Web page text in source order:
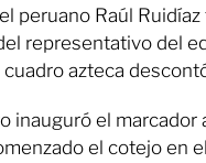
peruano Raúl
representativo del
cuadro azteca
inauguró el marcador
el cotejo en el